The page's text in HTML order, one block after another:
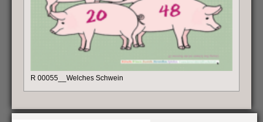
R 00055__Welches Schwein